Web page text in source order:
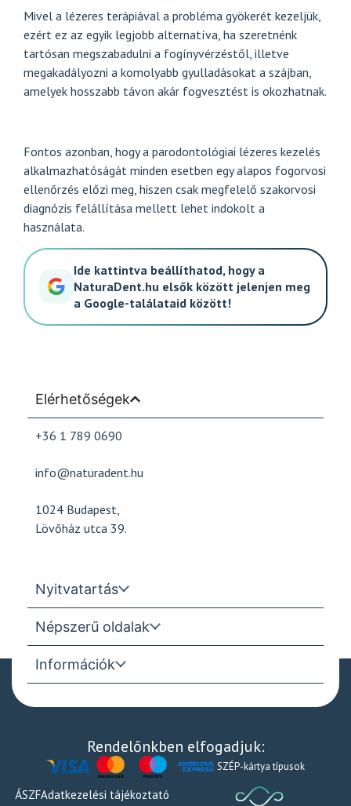
Mivel a lézeres terápiával a probléma gyökerét kezeljük,
ezért ez az egyik legjobb alternatíva, ha szeretnénk
tartósan megszabadulni a fogínyvérzéstől, illetve
megakadályozni a komolyabb gyulladásokat a szájban,
amelyek hosszabb távon akár fogvesztést is okozhatnak.
Fontos azonban, hogy a parodontológiai lézeres kezelés
alkalmazhatóságát minden esetben egy alapos fogorvosi
ellenőrzés előzi meg, hiszen csak megfelelő szakorvosi
diagnózis felállítása mellett lehet indokolt a
használata.
Ide kattintva beállíthatod, hogy a
NaturaDent.hu elsők között jelenjen meg
a Google-találataid között!
Elérhetőségek
+36 1 789 0690
info@naturadent.hu
1024 Budapest,
Lövőház utca 39.
Nyitvatartás
Népszerű oldalak
Információk
Rendelőnkben elfogadjuk:
SZÉP-kártya típusok
ÁSZFAdatkezelési tájékoztató